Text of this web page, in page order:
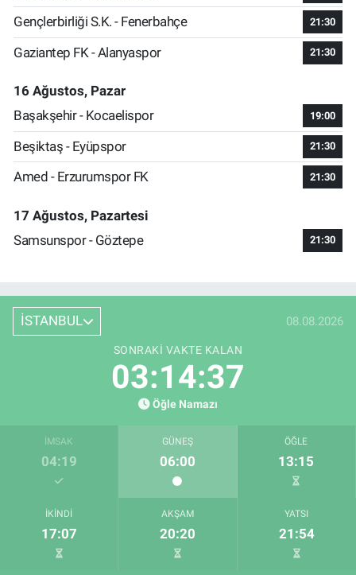
Gençlerbirliği S.K. - Fenerbahçe 21:30
Gaziantep FK - Alanyaspor 21:30
16 Ağustos, Pazar
Başakşehir - Kocaelispor
19:00
Beşiktaş - Eyüpspor 21:30
Amed - Erzurumspor FK 21:30
17 Ağustos, Pazartesi
Samsunspor - Göztepe
21:30
İSTANBUL 08.08.2026
SONRAKI VAKTE KALAN
03:14:36
Öğle Namazı
İMSAK
04:19
GÜNEŞ
06:00
ÖĞLE
13:15
İKINDI
17:07
AKŞAM
20:20
YATSI
21:54